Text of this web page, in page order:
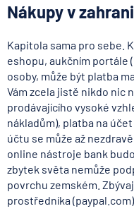
Nákupy v
Kapitola sama pro sebe.
eshopu, aukčním portále
osoby, může být platba
Vám zcela jistě nikdo nic
prodávajícího vysoké
nákladům), platba na
účtu se může až
online nástroje bank
zbytek světa nemůže
povrchu zemském.
prostředníka (paypal.com).